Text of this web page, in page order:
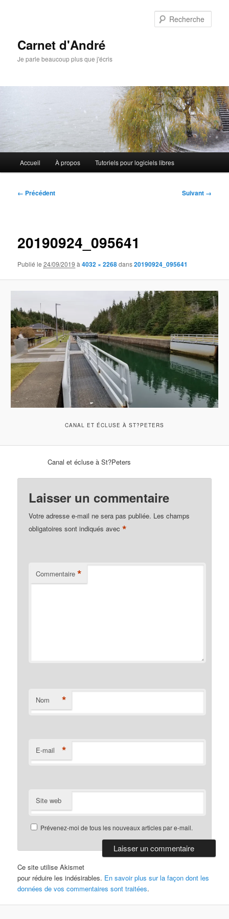
Carnet d'André
Je parle beaucoup plus que j'écris
principal
Accueil À propos Tutoriels pour logiciels libres
Navigation
← Précédent Suivant →
20190924_095641
Publié le24/09/2019 à4032 × 2268dans20190924_095641
CANAL ET ÉCLUSE À ST?PETERS
Canal et écluse à St?Peters
Laisser un commentaire
Votre adresse e-mail ne sera pas publiée. Les champs
obligatoires sont indiqués avec*
Commentaire *
Nom *
E-mail *
Site web
Prévenez-moi de tous les nouveaux articles par e-mail.
Ce site utilise Akismet
pour réduire les indésirables. En savoir plus sur la façon dont les
données de vos commentaires sont traitées.